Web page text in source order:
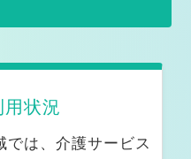
ー
状況
では、介護サービス